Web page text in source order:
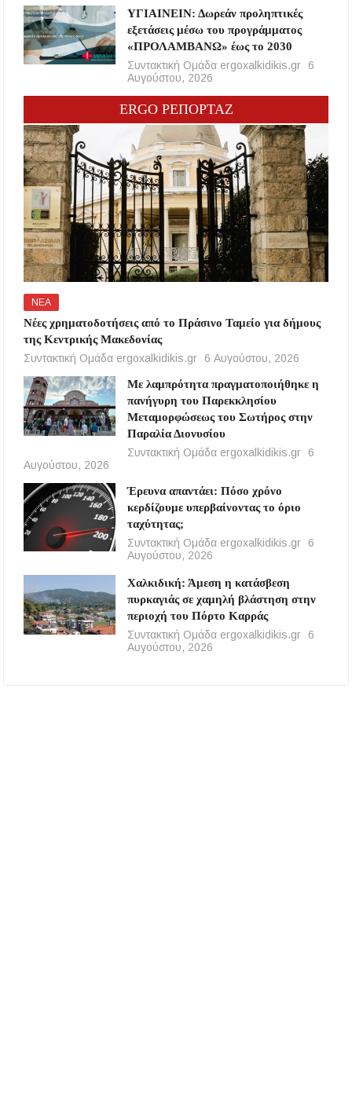
ΥΓΙΑΙΝΕΙΝ: Δωρεάν προληπτικές
εξετάσεις μέσω του προγράμματος
«ΠΡΟΛΑΜΒΑΝΩ» έως το 2030
Συντακτική Ομάδα ergoxalkidikis.gr
6
Αυγούστου, 2026
ERGO ΡΕΠΟΡΤΑΖ
ΝΕΑ
Νέες χρηματοδοτήσεις από το Πράσινο Ταμείο για δήμους
της Κεντρικής Μακεδονίας
Συντακτική Ομάδα ergoxalkidikis.gr
6 Αυγούστου, 2026
Με λαμπρότητα πραγματοποιήθηκε η
πανήγυρη του Παρεκκλησίου
Μεταμορφώσεως του Σωτήρος στην
Παραλία Διονυσίου
Συντακτική Ομάδα ergoxalkidikis.gr
6
Αυγούστου, 2026
Έρευνα απαντάει: Πόσο χρόνο
κερδίζουμε υπερβαίνοντας το όριο
ταχύτητας;
Συντακτική Ομάδα ergoxalkidikis.gr
6
Αυγούστου, 2026
Χαλκιδική: Άμεση η κατάσβεση
πυρκαγιάς σε χαμηλή βλάστηση στην
περιοχή του Πόρτο Καρράς
Συντακτική Ομάδα ergoxalkidikis.gr
6
Αυγούστου, 2026